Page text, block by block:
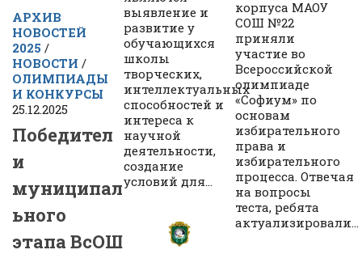
АРХИВ
НОВОСТЕЙ
2025 /
НОВОСТИ /
ОЛИМПИАДЫ
И КОНКУРСЫ
25.12.2025
Победител
и
муниципал
ьного
этапа ВсОШ
выявление и
развитие у
обучающихся
школы
творческих,
интеллектуальных
способностей и
интереса к
научной
деятельности,
создание
условий для...
корпуса МАОУ
СОШ №22
приняли
участие во
Всероссийской
олимпиаде
«Софиум» по
основам
избирательного
права и
избирательного
процесса. Отвечая
на вопросы
теста, ребята
актуализировали...